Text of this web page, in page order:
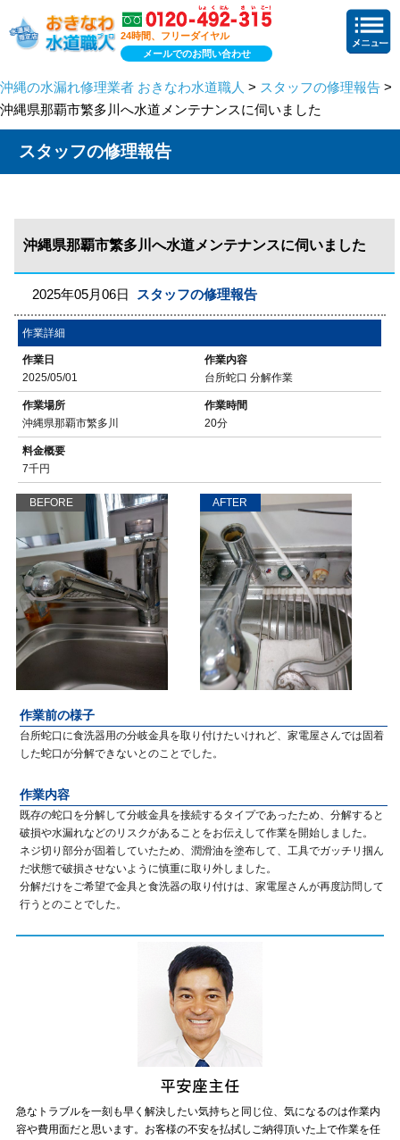
24時間、フリーダイヤル
メールでのお問い合わせ
沖縄の水漏れ修理業者 おきなわ水道職人 > スタッフの修理報告 >
沖縄県那覇市繁多川へ水道メンテナンスに伺いました
スタッフの修理報告
沖縄県那覇市繁多川へ水道メンテナンスに伺いました
2025年05月06日 スタッフの修理報告
作業詳細
作業日
2025/05/01
作業内容
台所蛇口 分解作業
作業場所
沖縄県那覇市繁多川
作業時間
20分
料金概要
7千円
BEFORE AFTER
作業前の様子
台所蛇口に食洗器用の分岐金具を取り付けたいけれど、家電屋さんでは固着
した蛇口が分解できないとのことでした。
作業内容
既存の蛇口を分解して分岐金具を接続するタイプであったため、分解すると
破損や水漏れなどのリスクがあることをお伝えして作業を開始しました。
ネジ切り部分が固着していたため、潤滑油を塗布して、工具でガッチリ掴ん
だ状態で破損させないように慎重に取り外しました。
分解だけをご希望で金具と食洗器の取り付けは、家電屋さんが再度訪問して
行うとのことでした。
急なトラブルを一刻も早く解決したい気持ちと同じ位、気になるのは作業内
容や費用面だと思います。お客様の不安を払拭しご納得頂いた上で作業を任